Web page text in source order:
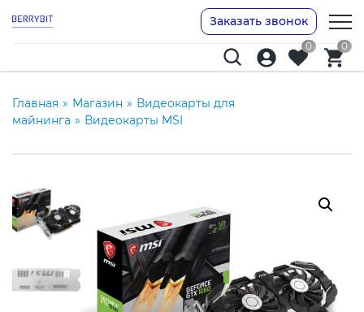
Заказать звонок
0 0
Главная » Магазин » Видеокарты для
майнинга » Видеокарты MSI